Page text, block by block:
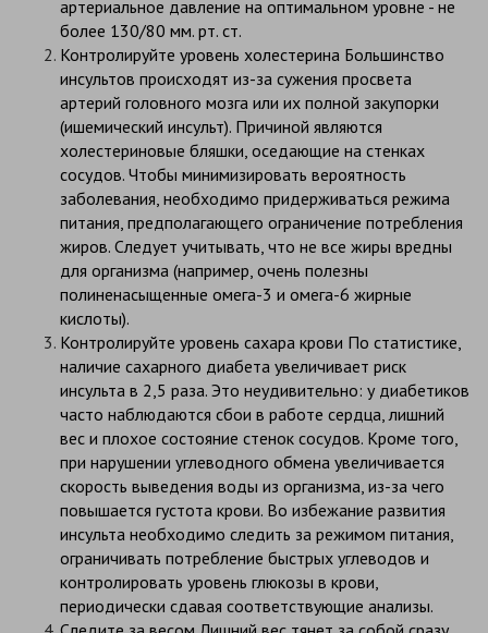
артериальное давление на оптимальном уровне - не
более 130/80 мм. рт. ст.
Контролируйте уровень холестерина Большинство
инсультов происходят из-за сужения просвета
артерий головного мозга или их полной закупорки
(ишемический инсульт). Причиной являются
холестериновые бляшки, оседающие на стенках
сосудов. Чтобы минимизировать вероятность
заболевания, необходимо придерживаться режима
питания, предполагающего ограничение потребления
жиров. Следует учитывать, что не все жиры вредны
для организма (например, очень полезны
полиненасыщенные омега-3 и омега-6 жирные
кислоты).
Контролируйте уровень сахара крови По статистике,
наличие сахарного диабета увеличивает риск
инсульта в 2,5 раза. Это неудивительно: у диабетиков
часто наблюдаются сбои в работе сердца, лишний
вес и плохое состояние стенок сосудов. Кроме того,
при нарушении углеводного обмена увеличивается
скорость выведения воды из организма, из-за чего
повышается густота крови. Во избежание развития
инсульта необходимо следить за режимом питания,
ограничивать потребление быстрых углеводов и
контролировать уровень глюкозы в крови,
периодически сдавая соответствующие анализы.